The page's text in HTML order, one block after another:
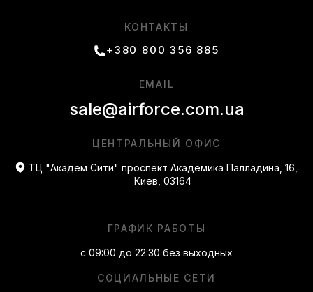
КОНТАКТЫ
+380 800 356 885
ЦЕНТРАЛЬНЫЙ ОФИС
ТЦ "Академ Сити" проспект Академика Палладина, 16,
Киев, 03164
СОЦИАЛЬНЫЕ СЕТИ
EMAIL
sale@airforce.com.ua
ГРАФИК РАБОТЫ
с 09:00 до 22:30 без выходных